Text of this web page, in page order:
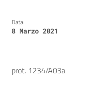
Data:
8 Marzo 2021
prot. 1234/A03a